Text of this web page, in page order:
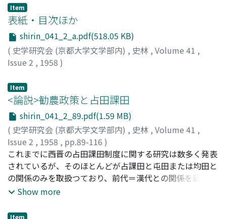
Item
表紙・目次ほか
shirin_041_2_a.pdf(518.05 KB)
( 史学研究会 (京都大学文学部内) , 史林 , Volume 41 ,
Issue 2 , 1958 )
Item
<論説>勧農政策と占田課田
shirin_041_2_89.pdf(1.59 MB)
( 史学研究会 (京都大学文学部内) , 史林 , Volume 41 ,
Issue 2 , 1958 , pp.89-116 )
西村, 元佑;Nishimura, Genyu;ニシムラ, ゲンユウ
これまでに西晋の占田課田制度に関する研究は数多く発表
されているが、そのほとんどが占課田と屯田または均田と
の関係のみを取扱つており、前代＝漢代との関係を顧慮し
たものは、岡崎文夫氏以外には見当らないといつても過言
の前後の時代との関連を綜合的にみてゆかねばならず、こ
Show more
Item